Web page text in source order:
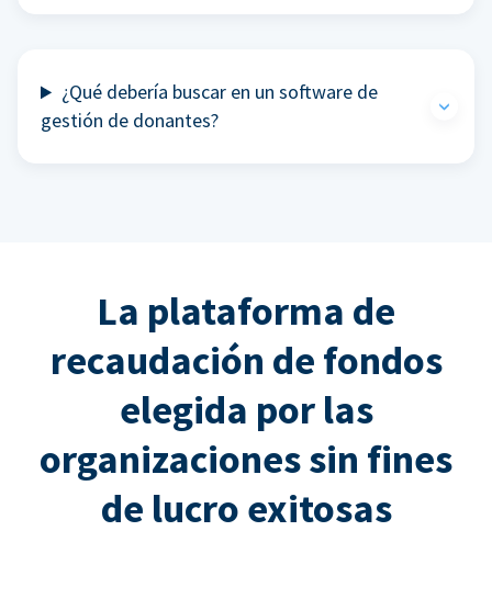
¿Qué debería buscar en un software de
gestión de donantes?
La plataforma de
recaudación de fondos
elegida por las
organizaciones sin fines
de lucro exitosas